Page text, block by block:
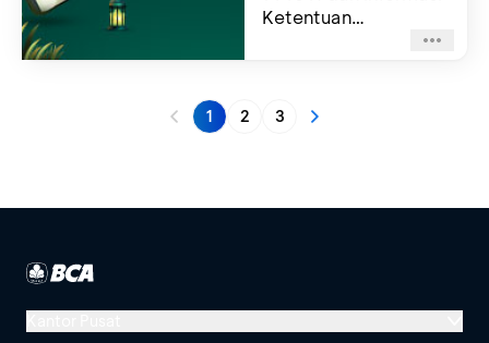
Ketentuan
1 2 3